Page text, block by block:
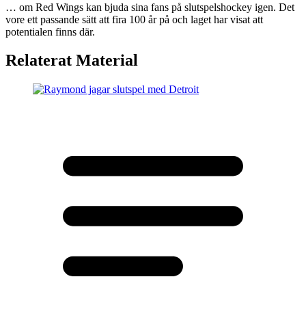
… om Red Wings kan bjuda sina fans på slutspelshockey igen. Det
vore ett passande sätt att fira 100 år på och laget har visat att
potentialen finns där.
Relaterat Material